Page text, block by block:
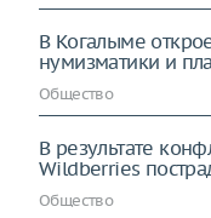
В Когалыме
нумизматики и
Общество
В результате
Wildberries
Общество